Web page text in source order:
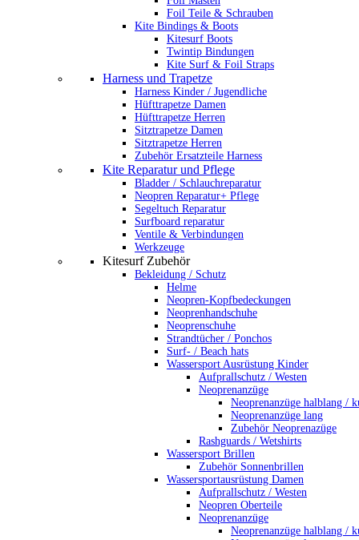
Foil Teile & Schrauben
Kite Bindings & Boots
Kitesurf Boots
Twintip Bindungen
Kite Surf & Foil Straps
Harness und Trapetze
Harness Kinder / Jugendliche
Hüfttrapetze Damen
Hüfttrapetze Herren
Sitztrapetze Damen
Sitztrapetze Herren
Zubehör Ersatzteile Harness
Kite Reparatur und Pflege
Bladder / Schlauchreparatur
Neopren Reparatur+ Pflege
Segeltuch Reparatur
Surfboard reparatur
Ventile & Verbindungen
Werkzeuge
Kitesurf Zubehör
Bekleidung / Schutz
Helme
Neopren-Kopfbedeckungen
Neoprenhandschuhe
Neoprenschuhe
Strandtücher / Ponchos
Surf- / Beach hats
Wassersport Ausrüstung Kinder
Aufprallschutz / Westen
Neoprenanzüge
Neoprenanzüge halblang /
Neoprenanzüge lang
Zubehör Neoprenazüge
Rashguards / Wetshirts
Wassersport Brillen
Zubehör Sonnenbrillen
Wassersportausrüstung Damen
Aufprallschutz / Westen
Neopren Oberteile
Neoprenanzüge
Neoprenanzüge halblang /